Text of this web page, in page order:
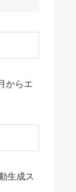
からエ
生成ス